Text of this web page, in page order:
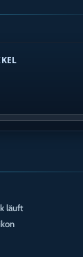
läuft